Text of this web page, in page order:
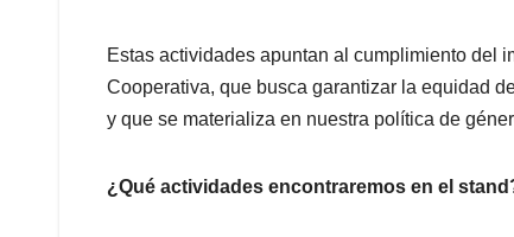
Estas actividades apuntan al cumplimiento del
Cooperativa, que busca garantizar la equidad
y que se materializa en nuestra política de
¿Qué actividades encontraremos en el